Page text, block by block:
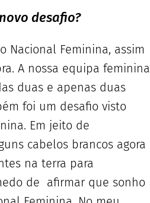
desafio?
Nacional Feminina, assim
A nossa equipa feminina
duas e apenas duas
foi um desafio visto
Em jeito de
cabelos brancos agora
na terra para
de afirmar que sonho